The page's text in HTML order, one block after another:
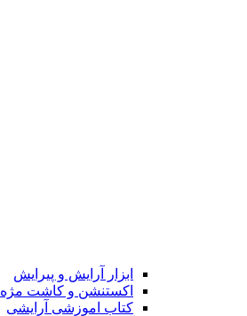
ابزار آرایش و پیرایش
اکستنشن و کاشت مژه
کتاب اموزشی آرایشی